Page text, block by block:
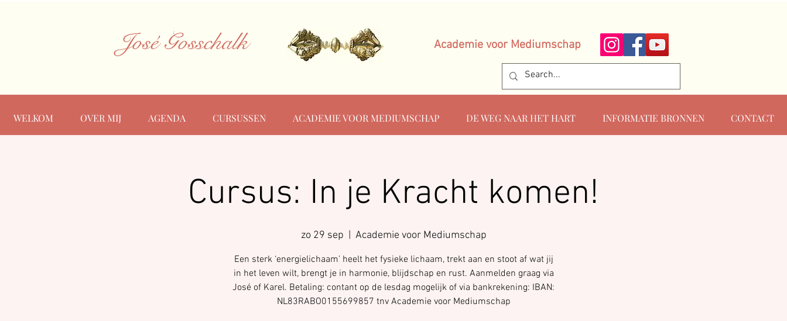
José Gosschalk Academie voor Mediumschap
WELKOM OVER MIJ AGENDA CURSUSSEN ACADEMIE VOOR MEDIUMSCHAP DE WEG NAAR HET HART INFORMATIE BRONNEN CONTACT
Cursus: In je Kracht komen!
zo 29 sep Academie voor Mediumschap
Een sterk ‘energielichaam’ heelt het fysieke lichaam, trekt aan en stoot af wat jij
in het leven wilt, brengt je in harmonie, blijdschap en rust. Aanmelden graag via
José of Karel. Betaling: contant op de lesdag mogelijk of via bankrekening: IBAN:
NL83RABO0155699857 tnv Academie voor Mediumschap